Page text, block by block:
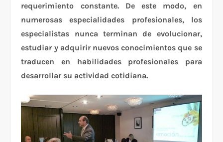
requerimiento constante. De este modo, en
numerosas especialidades profesionales, los
especialistas nunca terminan de evolucionar,
estudiar y adquirir nuevos conocimientos que se
traducen en habilidades profesionales para
desarrollar su actividad cotidiana.